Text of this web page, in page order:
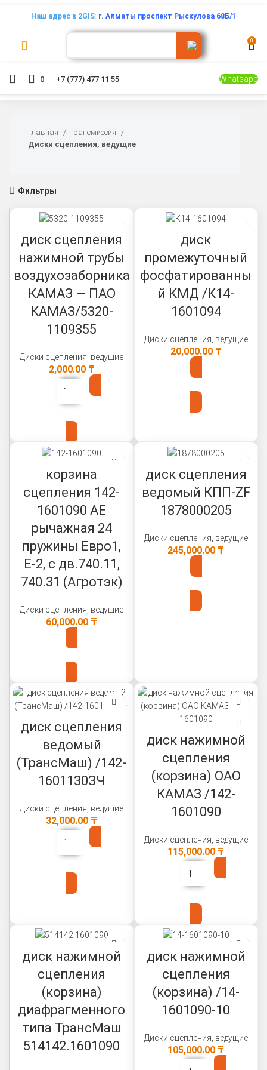
Наш адрес в 2GIS: г. Алматы проспект Рыскулова 68Б/1
0
0 +7 (777) 477 11 55 Whatsapp
Главная
Трансмиссия
Диски сцепления, ведущие
Фильтры
диск сцепления
нажимной трубы
воздухозаборника
КАМАЗ — ПАО
КАМАЗ/5320-
1109355
Диски сцепления, ведущие
2,000.00 ₸
диск
промежуточный
фосфатированны
й КМД /К14-
1601094
Диски сцепления, ведущие
20,000.00 ₸
корзина
сцепления 142-
1601090 АЕ
рычажная 24
пружины Евро1,
Е-2, с дв.740.11,
740.31 (Агротэк)
Диски сцепления, ведущие
60,000.00 ₸
диск сцепления
ведомый КПП-ZF
1878000205
Диски сцепления, ведущие
245,000.00 ₸
диск сцепления
ведомый
(ТрансМаш) /142-
1601130ЗЧ
Диски сцепления, ведущие
32,000.00 ₸
диск нажимной
сцепления
(корзина) ОАО
КАМАЗ /142-
1601090
Диски сцепления, ведущие
115,000.00 ₸
диск нажимной
сцепления
(корзина)
диафрагменного
типа ТрансМаш
514142.1601090
диск нажимной
сцепления
(корзина) /14-
1601090-10
Диски сцепления, ведущие
105,000.00 ₸